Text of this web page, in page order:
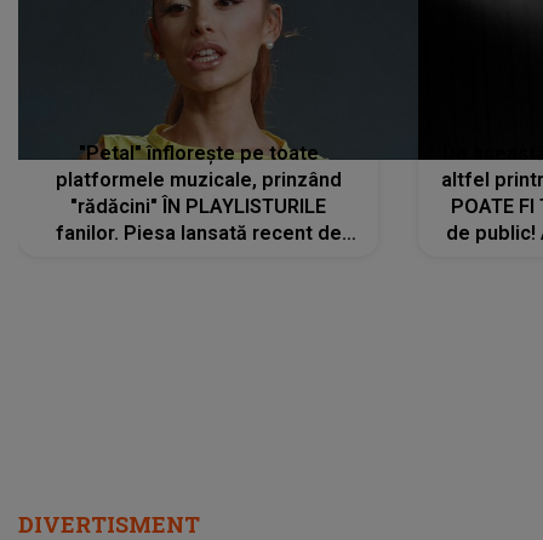
"Petal" înflorește pe toate
platformele muzicale, prinzând
"rădăcini" ÎN PLAYLISTURILE
fanilor. Piesa lansată recent de
altfel
POATE FI
de public!
DIVERTISMENT